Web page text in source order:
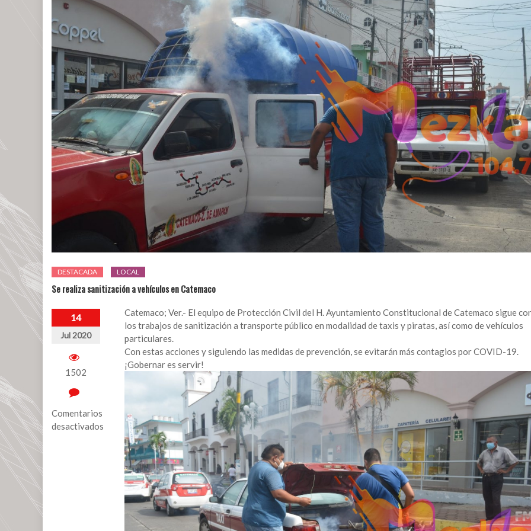
DESTACADA LOCAL
Se realiza sanitización a vehículos en Catemaco
14
Jul 2020
1502
Comentarios
desactivados
Catemaco; Ver.- El equipo de Protección Civil del H. Ayuntamiento Constitucional de Catemaco sigue
los trabajos de sanitización a transporte público en modalidad de taxis y piratas, así como de vehículos
particulares.
Con estas acciones y siguiendo las medidas de prevención, se evitarán más contagios por COVID-19.
¡Gobernar es servir!